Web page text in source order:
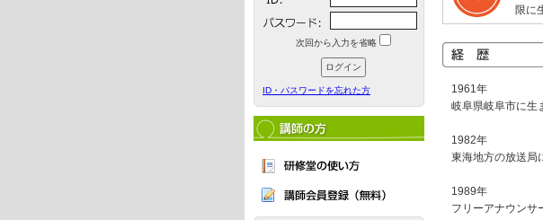
次回から入力を省略
ID・パスワードを忘れた方
限に
1961年
岐阜県岐阜市に生
1982年
東海地方の放送局
1989年
フリーアナウンサ